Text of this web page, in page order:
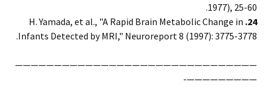
1977), 25-60.
24.
H. Yamada, et al., "A Rapid Brain Metabolic Change in
Infants Detected by MRI," Neuroreport 8 (1997): 3775-3778.
———————————————————————————————
—————————-